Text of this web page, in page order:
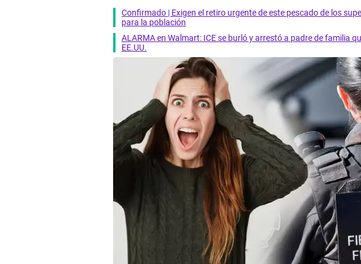
Confirmado | Exigen el retiro urgente de este pescado de los
para la población
ALARMA en Walmart: ICE se burló y arrestó a padre de familia
EE.UU.